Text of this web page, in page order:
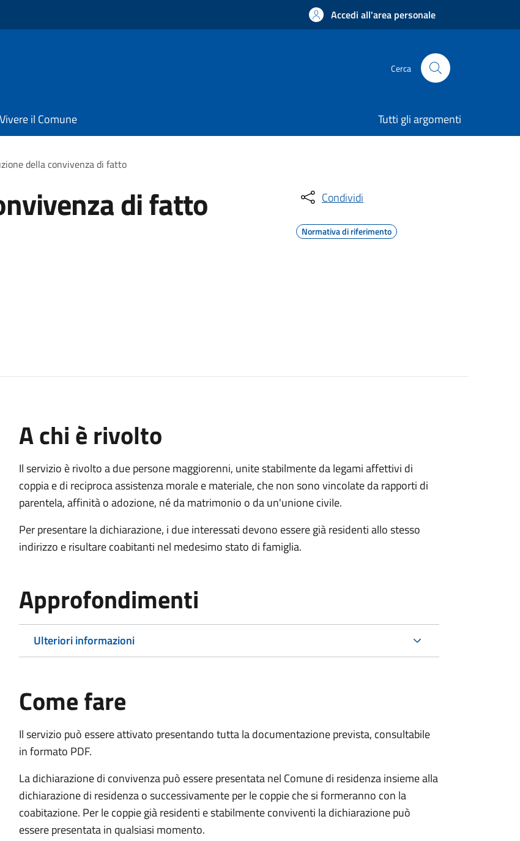
Accedi all'area personale
Cerca
Vivere il Comune Tutti gli argomenti
della convivenza di fatto
di fatto Condividi
Normativa di riferimento
A chi è rivolto
Il servizio è rivolto a due persone maggiorenni, unite stabilmente da legami affettivi di
coppia e di reciproca assistenza morale e materiale, che non sono vincolate da rapporti di
parentela, affinità o adozione, né da matrimonio o da un'unione civile.
Per presentare la dichiarazione, i due interessati devono essere già residenti allo stesso
indirizzo e risultare coabitanti nel medesimo stato di famiglia.
Approfondimenti
Ulteriori informazioni
Come fare
Il servizio può essere attivato presentando tutta la documentazione prevista, consultabile
in formato PDF.
La dichiarazione di convivenza può essere presentata nel Comune di residenza insieme alla
dichiarazione di residenza o successivamente per le coppie che si formeranno con la
coabitazione. Per le coppie già residenti e stabilmente conviventi la dichiarazione può
essere presentata in qualsiasi momento.